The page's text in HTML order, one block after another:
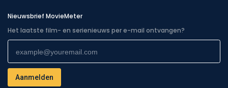
Nieuwsbrief MovieMeter
Het laatste film- en serienieuws per e-mail ontvangen?